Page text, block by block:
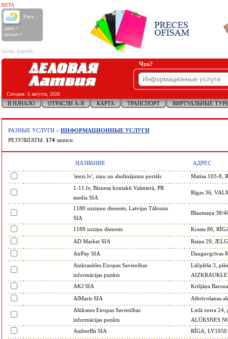
BETA
Рига:
днем +
ночью +
Aisma, Askolds
Сегодня: 6 августа, 2026
Что?
В НАЧАЛО ОТРАСЛИ А-Я КАРТА ТРАНСПОРТ ВИРТУАЛЬНЫЕ
РАЗНЫЕ УСЛУГИ > ИНФОРМАЦИОННЫЕ УСЛУГИ
РЕЗУЛЬТАТЫ: 174 записи
НАЗВАНИЕ АДРЕС
'mezi.lv', ziņu un sludinājumu portāls
Matīsa 103-8,
1-11.lv, Biznesa kontakti Valmierā, PR
media SIA
Rīgas 36,
1180 uzziņuu dienests, Latvijas Tālrunis
SIA
Blaumaņa 38/
1189 uzziņu dienests
Krasta 86,
AD Market SIA
Raiņa 29,
AirPay SIA
Daugavgrīvas
Aizkraukles Eiropas Savienības
informācijas punkts
Lāčplēša 3,
AKJ SIA
Krišjāņa
AlMaris SIA
Atbrīvošanas
Alūksnes Eiropas Savienības
informācijas punkts
Lielā ezera 24,
ALŪKSNES
AmberBit SIA
RĪGA, LV1050